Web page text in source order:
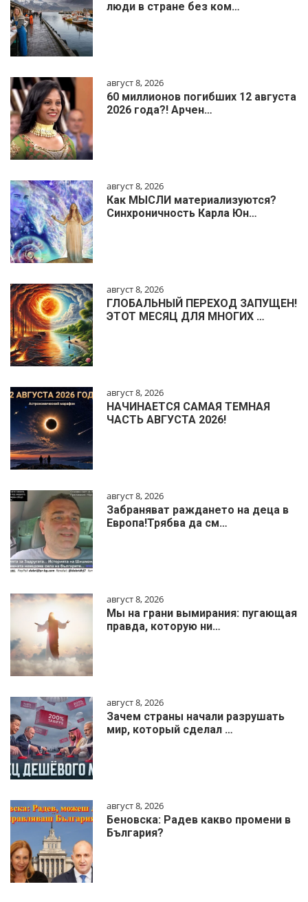
люди в стране без ком…
август 8, 2026
60 миллионов погибших 12 августа
2026 года?! Арчен…
август 8, 2026
Как МЫСЛИ материализуются?
Синхроничность Карла Юн…
август 8, 2026
ГЛОБАЛЬНЫЙ ПЕРЕХОД ЗАПУЩЕН!
ЭТОТ МЕСЯЦ ДЛЯ МНОГИХ …
август 8, 2026
НАЧИНАЕТСЯ САМАЯ ТЕМНАЯ
ЧАСТЬ АВГУСТА 2026!
август 8, 2026
Забраняват раждането на деца в
Европа!Трябва да см…
август 8, 2026
Мы на грани вымирания: пугающая
правда, которую ни…
август 8, 2026
Зачем страны начали разрушать
мир, который сделал …
август 8, 2026
Беновска: Радев какво промени в
България?